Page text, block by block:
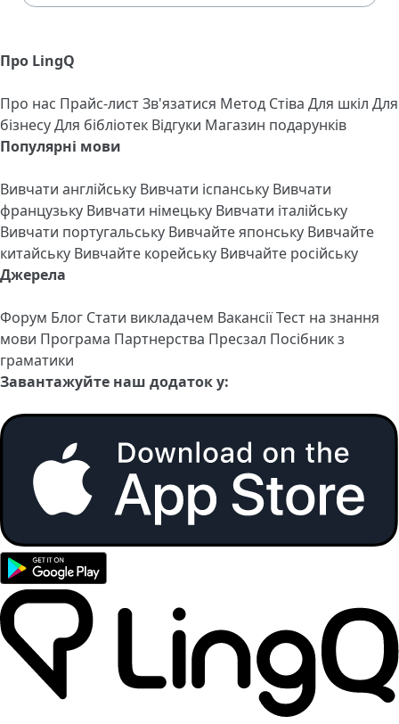
Про LingQ
Про нас Прайс-листЗв'язатися Метод Стіва Для шкіл Для
бізнесуДля бібліотек Відгуки Магазин подарунків
Популярні мови
Вивчати англійську Вивчати іспанську Вивчати
французьку Вивчати німецьку Вивчати італійську
Вивчати португальську Вивчайте японську Вивчайте
китайську Вивчайте корейську Вивчайте російську
Джерела
Форум Блог Стати викладачем ВакансіїТест на знання
мови Програма Партнерства Пресзал Посібник з
граматики
Завантажуйте наш додаток у: